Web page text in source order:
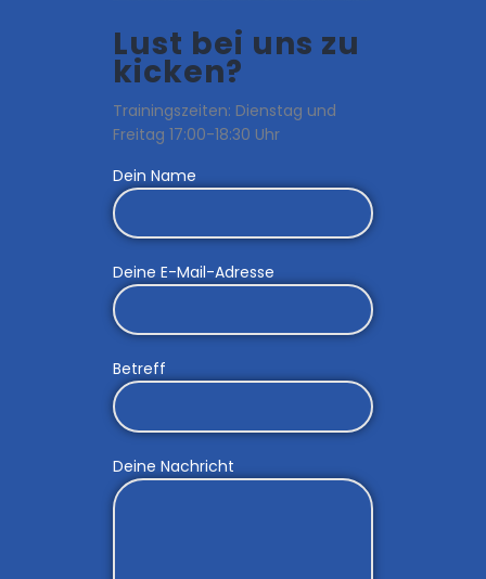
Lust bei uns zu
kicken?
Trainingszeiten: Dienstag und
Freitag 17:00-18:30 Uhr
Dein Name
Deine E-Mail-Adresse
Betreff
Deine Nachricht